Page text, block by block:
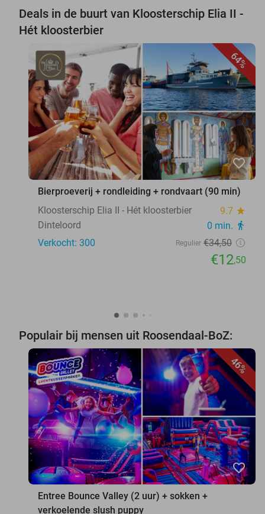
Deals in de buurt van Kloosterschip Elia II -
Hét kloosterbier
64%
favorite_border
Bierproeverij + rondleiding + rondvaart (90 min)
Kloosterschip Elia II - Hét kloosterbier
9.7 star
Dinteloord 0 min. directions_walk
Verkocht: 300 Regulier €34,50
€12,50
Populair bij mensen uit Roosendaal-BoZ:
46%
favorite_border
Entree Bounce Valley (2 uur) + sokken +
verkoelende slush puppy